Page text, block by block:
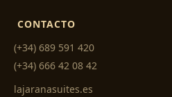
CONTACTO
(+34) 689 591 420
(+34) 666 42 08 42
lajaranasuites.es